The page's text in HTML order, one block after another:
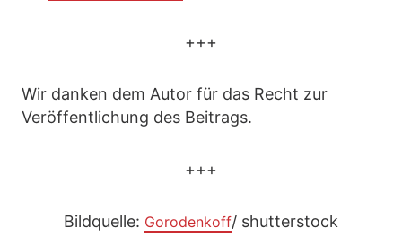
+++
Wir danken dem Autor für das Recht zur
Veröffentlichung des Beitrags.
+++
Bildquelle: Gorodenkoff/ shutterstock